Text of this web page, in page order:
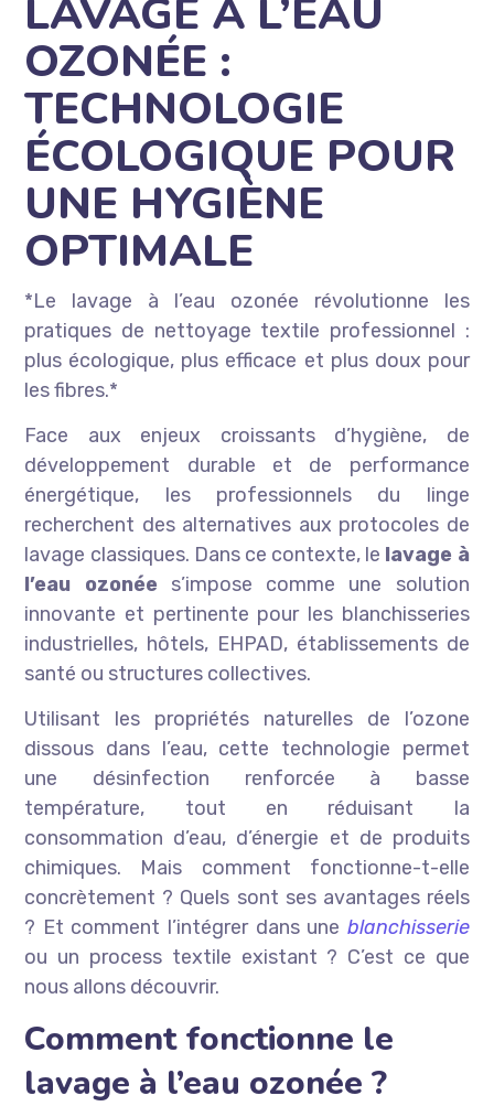
LAVAGE À L’EAU
OZONÉE :
TECHNOLOGIE
ÉCOLOGIQUE POUR
UNE HYGIÈNE
OPTIMALE
*Le lavage à l’eau ozonée révolutionne les
pratiques de nettoyage textile professionnel :
plus écologique, plus efficace et plus doux pour
les fibres.*
Face aux enjeux croissants d’hygiène, de
développement durable et de performance
énergétique, les professionnels du linge
recherchent des alternatives aux protocoles de
lavage classiques. Dans ce contexte, le lavage à
l’eau ozonée s’impose comme une solution
innovante et pertinente pour les blanchisseries
industrielles, hôtels, EHPAD, établissements de
santé ou structures collectives.
Utilisant les propriétés naturelles de l’ozone
dissous dans l’eau, cette technologie permet
une désinfection renforcée à basse
température, tout en réduisant la
consommation d’eau, d’énergie et de produits
chimiques. Mais comment fonctionne-t-elle
concrètement ? Quels sont ses avantages réels
? Et comment l’intégrer dans une blanchisserie
ou un process textile existant ? C’est ce que
nous allons découvrir.
Comment fonctionne le
lavage à l’eau ozonée ?